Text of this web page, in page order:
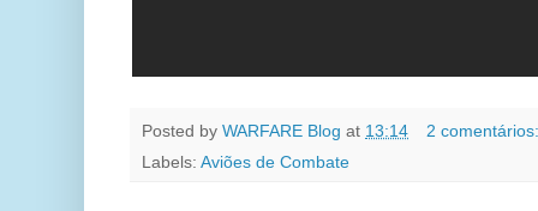
Posted by WARFARE Blog at 13:14
2
Labels: Aviões de Combate